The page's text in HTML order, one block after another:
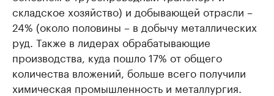
складское хозяйство) и добывающей отрасли –
24% (около половины – в добычу металлических
руд. Также в лидерах обрабатывающие
производства, куда пошло 17% от общего
количества вложений, больше всего получили
химическая промышленность и металлургия.